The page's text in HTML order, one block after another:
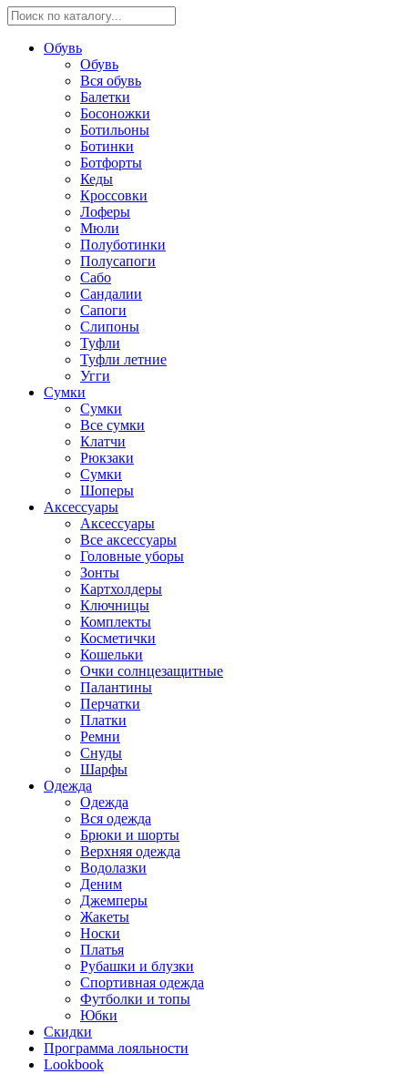
Обувь
Обувь
Вся обувь
Балетки
Босоножки
Ботильоны
Ботинки
Ботфорты
Кеды
Кроссовки
Лоферы
Мюли
Полуботинки
Полусапоги
Сабо
Сандалии
Сапоги
Слипоны
Туфли
Туфли летние
Угги
Сумки
Сумки
Все сумки
Клатчи
Рюкзаки
Сумки
Шоперы
Аксессуары
Аксессуары
Все аксессуары
Головные уборы
Зонты
Картхолдеры
Ключницы
Комплекты
Косметички
Кошельки
Очки солнцезащитные
Палантины
Перчатки
Платки
Ремни
Снуды
Шарфы
Одежда
Одежда
Вся одежда
Брюки и шорты
Верхняя одежда
Водолазки
Деним
Джемперы
Жакеты
Носки
Платья
Рубашки и блузки
Спортивная одежда
Футболки и топы
Юбки
Скидки
Программа лояльности
Lookbook